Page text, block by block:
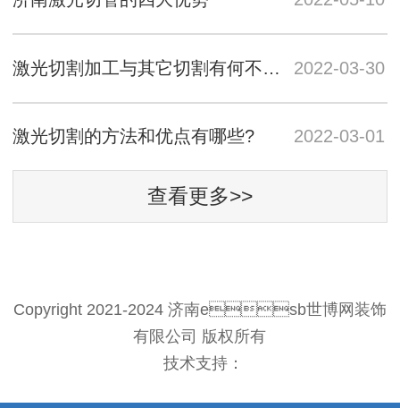
激光切割加工与其它切割有何不同？ 2022-03-30
激光切割的方法和优点有哪些? 2022-03-01
查看更多>>
Copyright 2021-2024 济南esb世博网装饰
有限公司 版权所有
技术支持：